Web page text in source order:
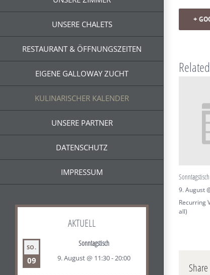
UNSERE CHALETS
RESTAURANT & ÖFFNUNGSZEITEN
EIGENE GALLOWAY ZUCHT
KULINARISCHER KALENDER
UNSERE PARTNER
DATENSCHUTZ
IMPRESSUM
AKTUELL
SO.
09
Sonntagstisch
9. August @ 11:30-20:00
+
Sonntagstisch
9. August
Recurring
all)